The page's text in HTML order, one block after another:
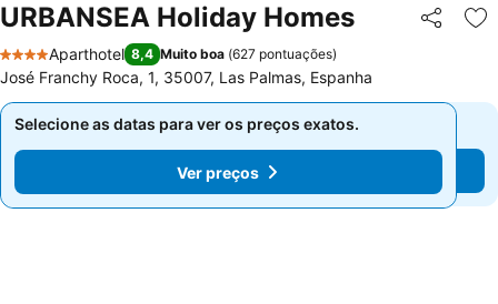
URBANSEA Holiday Homes Partilhar
4 Estrelas
Aparthotel 8,4 Muito boa (627 pontuações)
José Franchy Roca, 1, 35007, Las Palmas, Espanha
Selecione as datas para ver os preços exatos.
Ver preços
Selecione as datas para ver os preços exatos.
Ver preços